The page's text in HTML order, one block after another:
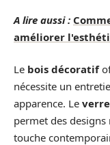
A lire aussi :
améliorer
Le bois décoratif
nécessite un
apparence. Le verre
permet des
touche